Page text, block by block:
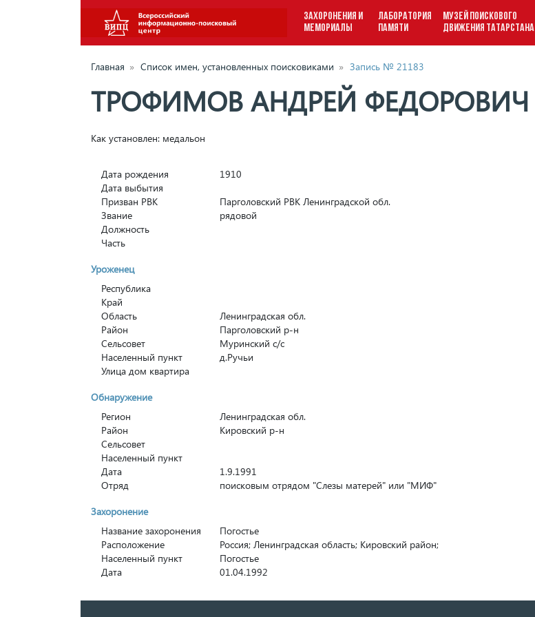
ЗАХОРОНЕНИЯ И
МЕМОРИАЛЫ
ЛАБОРАТОРИЯ
ПАМЯТИ
МУЗЕЙ ПОИСКОВОГО
ДВИЖЕНИЯ ТАТАРСТАНА
Главная » Список имен, установленных поисковиками » Запись № 21183
ТРОФИМОВ АНДРЕЙ ФЕДОРОВИЧ
Как установлен: медальон
Дата рождения
1910
Дата выбытия
Призван РВК
Парголовский РВК Ленинградской обл.
Звание
рядовой
Должность
Часть
Уроженец
Республика
Край
Область
Ленинградская обл.
Район
Парголовский р-н
Сельсовет
Муринский с/с
Населенный пункт
д.Ручьи
Улица дом квартира
Обнаружение
Регион
Ленинградская обл.
Район
Кировский р-н
Сельсовет
Населенный пункт
Дата
1.9.1991
Отряд
поисковым отрядом "Слезы матерей" или "МИФ"
Захоронение
Название захоронения
Погостье
Расположение
Россия; Ленинградская область; Кировский район;
Населенный пункт
Погостье
Дата
01.04.1992